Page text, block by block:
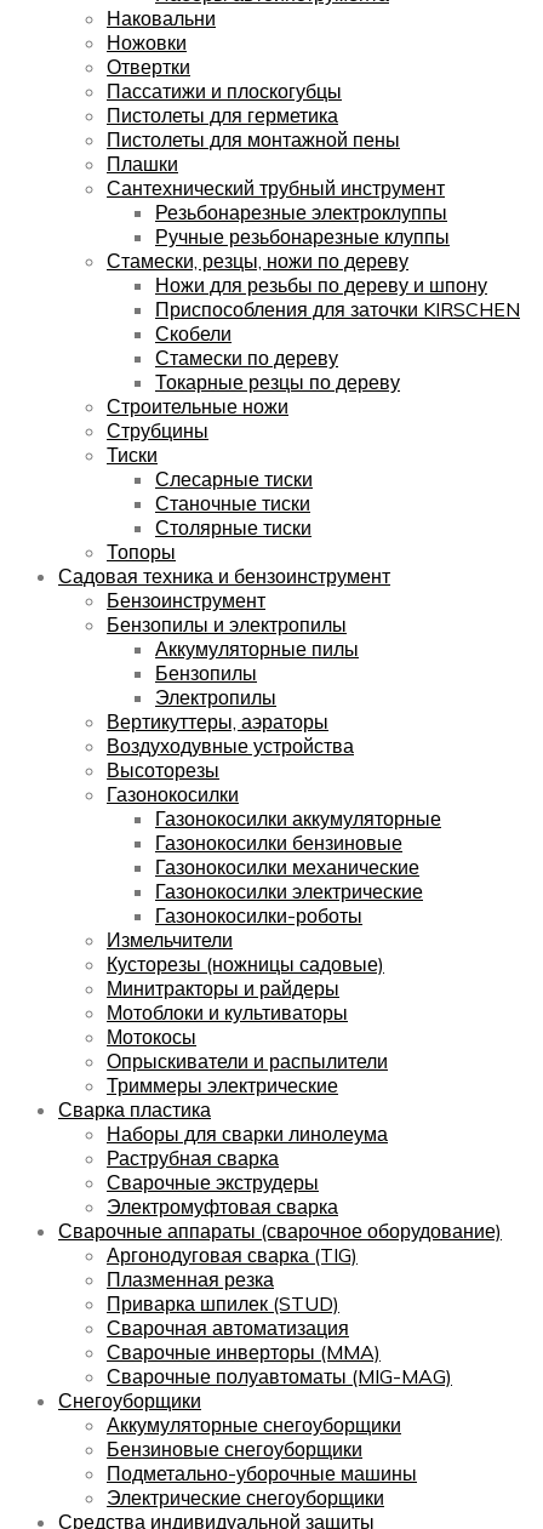
Наковальни
Ножовки
Отвертки
Пассатижи и плоскогубцы
Пистолеты для герметика
Пистолеты для монтажной пены
Плашки
Сантехнический трубный инструмент
Резьбонарезные электроклуппы
Ручные резьбонарезные клуппы
Стамески, резцы, ножи по дереву
Ножи для резьбы по дереву и шпону
Приспособления для заточки KIRSCHEN
Скобели
Стамески по дереву
Токарные резцы по дереву
Строительные ножи
Струбцины
Тиски
Слесарные тиски
Станочные тиски
Столярные тиски
Топоры
Садовая техника и бензоинструмент
Бензоинструмент
Бензопилы и электропилы
Аккумуляторные пилы
Бензопилы
Электропилы
Вертикуттеры, аэраторы
Воздуходувные устройства
Высоторезы
Газонокосилки
Газонокосилки аккумуляторные
Газонокосилки бензиновые
Газонокосилки механические
Газонокосилки электрические
Газонокосилки-роботы
Измельчители
Кусторезы (ножницы садовые)
Минитракторы и райдеры
Мотоблоки и культиваторы
Мотокосы
Опрыскиватели и распылители
Триммеры электрические
Сварка пластика
Наборы для сварки линолеума
Раструбная сварка
Сварочные экструдеры
Электромуфтовая сварка
Сварочные аппараты (сварочное оборудование)
Аргонодуговая сварка (TIG)
Плазменная резка
Приварка шпилек (STUD)
Сварочная автоматизация
Сварочные инверторы (MMA)
Сварочные полуавтоматы (MIG-MAG)
Снегоуборщики
Аккумуляторные снегоуборщики
Бензиновые снегоуборщики
Подметально-уборочные машины
Электрические снегоуборщики
Средства индивидуальной защиты